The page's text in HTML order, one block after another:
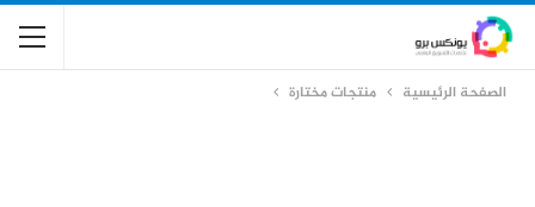
الصفحة الرئيسية منتجات مختارة